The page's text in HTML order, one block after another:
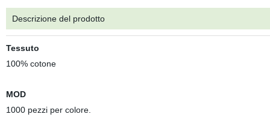
Descrizione del prodotto
Tessuto
100% cotone
MOD
1000 pezzi per colore.